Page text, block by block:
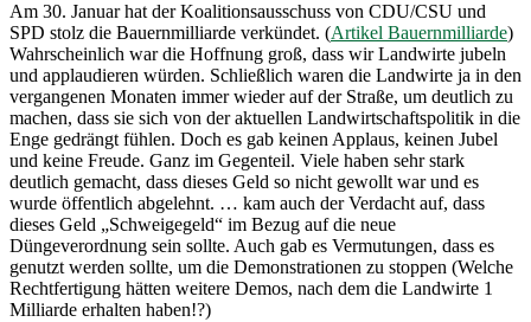
Am 30. Januar hat der Koalitionsausschuss von CDU/CSU und
SPD stolz die Bauernmilliarde verkündet. (Artikel Bauernmilliarde)
Wahrscheinlich war die Hoffnung groß, dass wir Landwirte jubeln
und applaudieren würden. Schließlich waren die Landwirte ja in den
vergangenen Monaten immer wieder auf der Straße, um deutlich zu
machen, dass sie sich von der aktuellen Landwirtschaftspolitik in die
Enge gedrängt fühlen. Doch es gab keinen Applaus, keinen Jubel
und keine Freude. Ganz im Gegenteil. Viele haben sehr stark
deutlich gemacht, dass dieses Geld so nicht gewollt war und es
wurde öffentlich abgelehnt. … kam auch der Verdacht auf, dass
dieses Geld „Schweigegeld“ im Bezug auf die neue
Düngeverordnung sein sollte. Auch gab es Vermutungen, dass es
genutzt werden sollte, um die Demonstrationen zu stoppen (Welche
Rechtfertigung hätten weitere Demos, nach dem die Landwirte 1
Milliarde erhalten haben!?)